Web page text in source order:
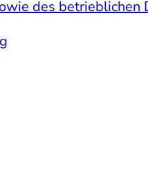
des betrieblichen